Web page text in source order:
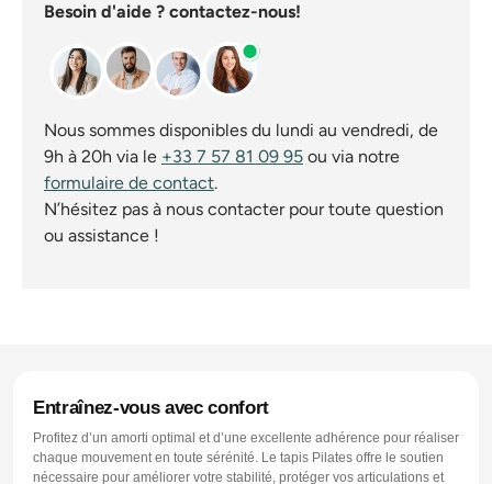
Besoin d'aide ? contactez-nous!
Nous sommes disponibles du lundi au vendredi, de
9h à 20h via le +33 7 57 81 09 95 ou via notre
formulaire de contact.
N’hésitez pas à nous contacter pour toute question
ou assistance !
Entraînez-vous avec confort
Profitez d’un amorti optimal et d’une excellente adhérence pour réaliser
chaque mouvement en toute sérénité. Le tapis Pilates offre le soutien
nécessaire pour améliorer votre stabilité, protéger vos articulations et